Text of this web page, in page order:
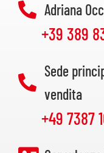
Adriana
+39 389
Sede
vendita
+49 7387